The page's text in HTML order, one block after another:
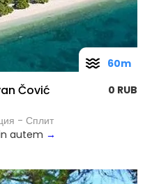
Čović
0 RUB
- Сплит
autem →
60m